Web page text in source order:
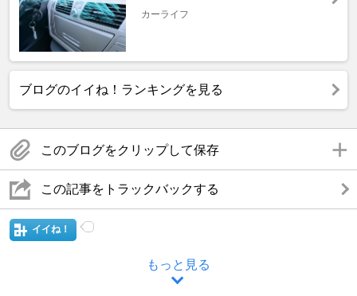
カーライフ
ブログのイイね！ランキングを見る
このブログをクリップして保存
この記事をトラックバックする
イイね！
もっと見る